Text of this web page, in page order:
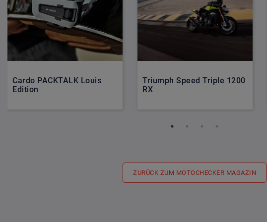
Cardo PACKTALK Louis
Edition
Triumph Speed Triple 1200
RX
ZURÜCK ZUM MOTOCHECKER MAGAZIN